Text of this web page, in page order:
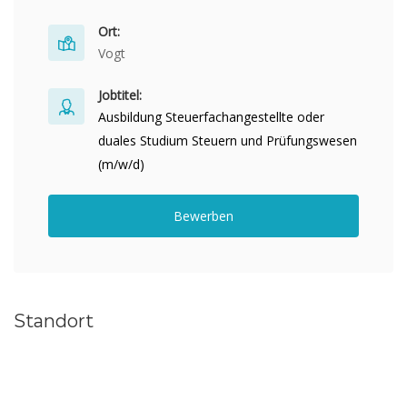
Ort:
Vogt
Jobtitel:
Ausbildung Steuerfachangestellte oder
duales Studium Steuern und Prüfungswesen
(m/w/d)
Bewerben
Standort